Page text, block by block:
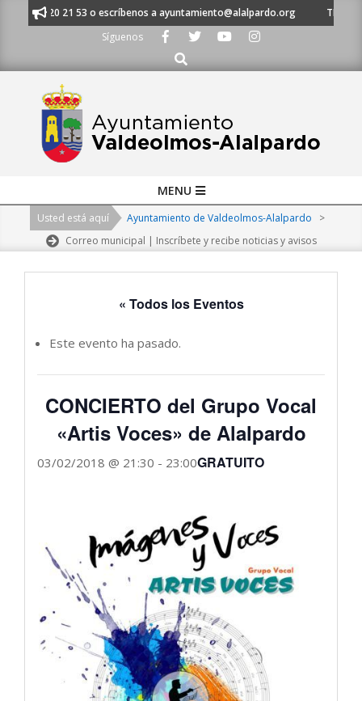
al 91 620 21 53 o escríbenos a ayuntamiento@alalpardo.org
TE
Síguenos
Buscar
Navigation
MENU
Usted está aquí Ayuntamiento de Valdeolmos-Alalpardo
>
Correo municipal | Inscríbete y recibe noticias y avisos
« Todos los Eventos
Este evento ha pasado.
CONCIERTO del Grupo Vocal
«Artis Voces» de Alalpardo
03/02/2018 @ 21:30 - 23:00GRATUITO